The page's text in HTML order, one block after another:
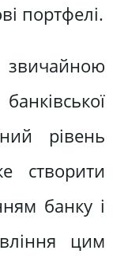
портфелі.
рівень
створити
банку і
цим